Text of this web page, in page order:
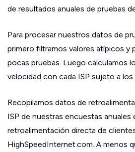
de resultados anuales de pruebas
Para procesar nuestros datos de
primero filtramos valores atípicos y
pocas pruebas. Luego calculamos
velocidad con cada ISP sujeto a los
Recopilamos datos de
ISP de nuestras encuestas anuales
retroalimentación directa de
HighSpeedInternet.com. A menos